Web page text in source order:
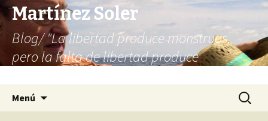
Martínez Soler
Blog/ "La libertad produce monstruos,
pero la falta de libertad produce
Menú Buscar: